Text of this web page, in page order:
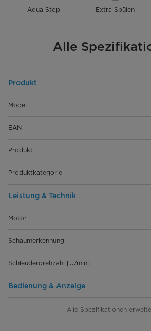
Aqua Stop Extra Spülen
Alle
Produkt
Model
EAN
Produkt
Produktkategorie
Leistung & Technik
Motor
Schaumerkennung
Schleuderdrehzahl [U/min]
Bedienung & Anzeige
Alle Spezifikationen